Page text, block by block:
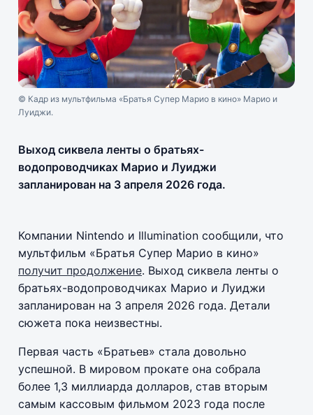
© Кадр из мультфильма «Братья Супер Марио в кино» Марио и
Луиджи.
Выход сиквела ленты о братьях-
водопроводчиках Марио и Луиджи
запланирован на 3 апреля 2026 года.
Компании Nintendo и Illumination сообщили, что
мультфильм «Братья Супер Марио в кино»
получит продолжение. Выход сиквела ленты о
братьях-водопроводчиках Марио и Луиджи
запланирован на 3 апреля 2026 года. Детали
сюжета пока неизвестны.
Первая часть «Братьев» стала довольно
успешной. В мировом прокате она собрала
более 1,3 миллиарда долларов, став вторым
самым кассовым фильмом 2023 года после